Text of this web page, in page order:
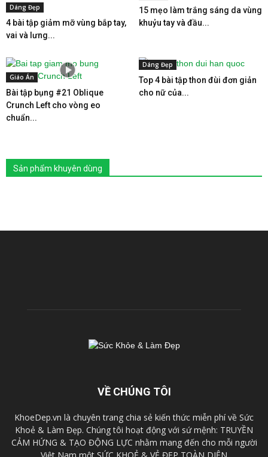
Dáng Đẹp
4 bài tập giảm mỡ vùng bắp tay,
vai và lưng...
15 mẹo làm trắng sáng da vùng
khuỷu tay và đầu...
Giáo Án
Bài tập bụng #21 Oblique
Crunch Left cho vòng eo
chuẩn...
Dáng Đẹp
Top 4 bài tập thon đùi đơn giản
cho nữ của...
Sản phẩm khuyên dùng
VỀ CHÚNG TÔI
KhoeDep.vn là chuyên trang chia sẻ kiến thức miễn phí về Sức
Khoẻ & Làm Đẹp. Chúng tôi hoạt động với sứ mệnh: TRUYỀN
CẢM HỨNG & TẠO ĐỘNG LỰC nhằm mang đến cho mỗi người